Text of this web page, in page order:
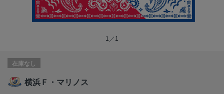
1／1
在庫なし
横浜Ｆ・マリノス